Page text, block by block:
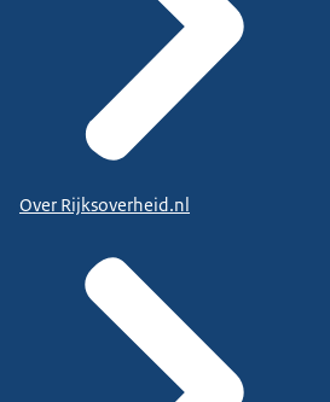
Over Rijksoverheid.nl